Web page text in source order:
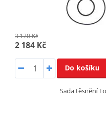
3 120 Kč
2 184 Kč
Do košíku
Sada těsnění